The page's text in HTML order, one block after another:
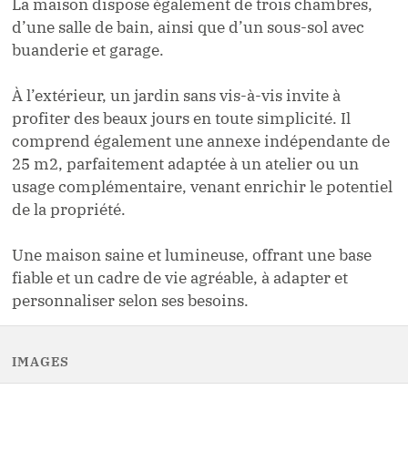
La maison dispose également de trois chambres,
d’une salle de bain, ainsi que d’un sous-sol avec
buanderie et garage.
À l’extérieur, un jardin sans vis-à-vis invite à
profiter des beaux jours en toute simplicité. Il
comprend également une annexe indépendante de
25 m2, parfaitement adaptée à un atelier ou un
usage complémentaire, venant enrichir le potentiel
de la propriété.
Une maison saine et lumineuse, offrant une base
fiable et un cadre de vie agréable, à adapter et
personnaliser selon ses besoins.
IMAGES